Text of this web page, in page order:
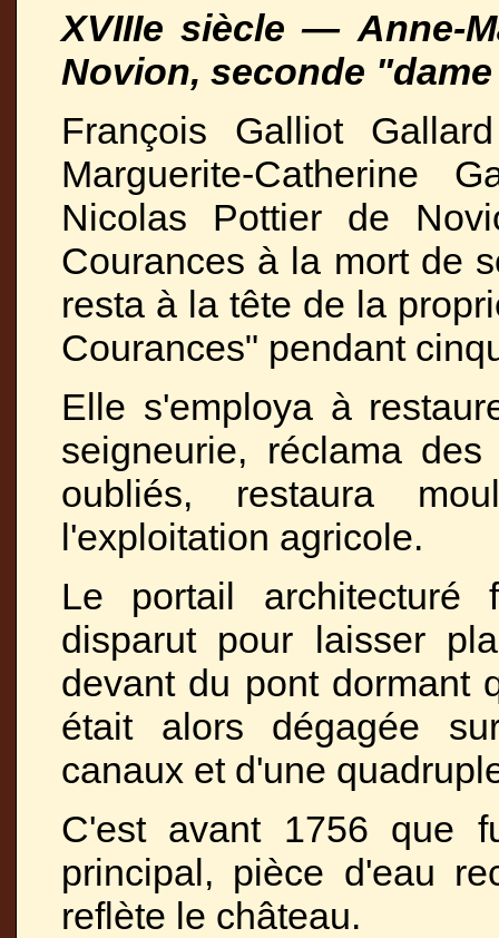
XVIIIe siècle — Anne-
Novion, seconde
François Galliot
Marguerite-Catherine
Nicolas Pottier de
Courances à la mort de
resta à la tête de la
Courances" pendant
Elle s'employa à
seigneurie, réclama
oubliés, restaura
l'exploitation agricole.
Le portail architecturé
disparut pour laisser
devant du pont dormant
était alors dégagée
canaux et d'une
C'est avant 1756 que
principal, pièce d'eau
reflète le château.